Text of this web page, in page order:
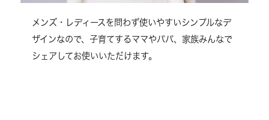
メンズ・レディースを問わず使いやすいシンプルなデ
ザインなので、子育てするママやパパ、家族みんなで
シェアしてお使いいただけます。